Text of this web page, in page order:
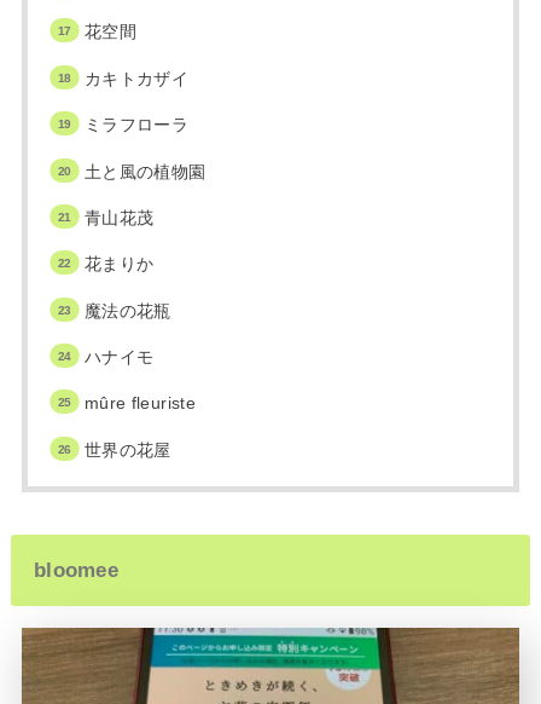
花空間
カキトカザイ
ミラフローラ
土と風の植物園
青山花茂
花まりか
魔法の花瓶
ハナイモ
mûre fleuriste
世界の花屋
bloomee